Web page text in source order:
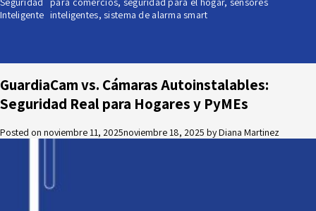
Inteligente inteligentes,sistema de alarma smart
GuardiaCam vs. Cámaras Autoinstalables:
Seguridad Real para Hogares y PyMEs
Posted on noviembre 11, 2025noviembre 18, 2025 byDiana Martinez